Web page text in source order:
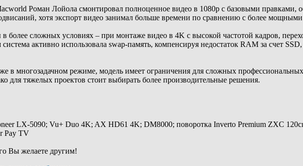
Роман Лойола смонтировал полноценное видео в 1080p с базовыми правками,
хотя экспорт видео занимал больше времени по сравнению с более
более сложных условиях – при монтаже видео в 4K с высокой частотой кадров,
активно использовала swap-память, компенсируя недостаток RAM за счет
в многозадачном режиме, модель имеет ограничения для сложных
для тяжелых проектов стоит выбирать более производительные решения.
LX-5090; Vu+ Duo 4K; AX HD61 4K; DM8000; поворотка Inverto Premium ZXC
Pay TV
Вы желаете другим!